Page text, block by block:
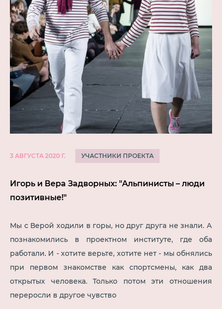
3 АВГУСТА 2020 Г. УЧАСТНИКИ ПРОЕКТА
Игорь и Вера Задворных: "Альпинисты – люди
позитивные!"
Мы с Верой ходили в горы, но друг друга не знали. А
познакомились в проектном институте, где оба
работали. И - хотите верьте, хотите нет - мы обнялись
при первом знакомстве как спортсмены, как два
открытых человека. Только потом эти отношения
переросли в другое чувство